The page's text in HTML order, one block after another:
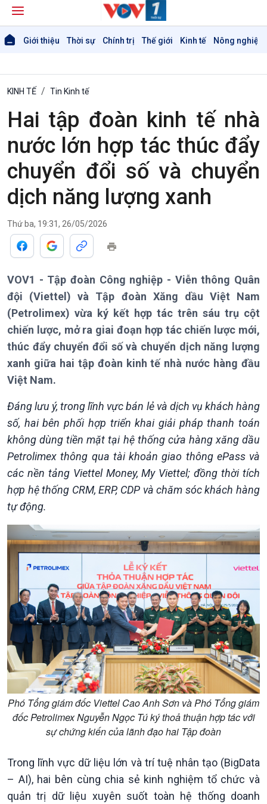
Giới thiệu Thời sự Chính trị Thế giới Kinh tế Nông nghiệp
Giới thiệu
Thời sự
Thời sự 6h
Thời sự 18h
Thời sự 21h30
Bản tin
Chuyên mục
Theo dòng Thời sự
Chính trị
Tin Chính trị
Chính phủ với người dân
Xây dựng đảng
Đảng trong cuộc sống
Nhận diện sự thật
Thế giới
Tin thế giới
Vấn đề quốc tế
Thế giới & Việt Nam
Biên cương - Một dải vững
bền
KINH TẾ Tin Kinh tế
Hai tập đoàn kinh tế nhà
nước lớn hợp tác thúc đẩy
chuyển đổi số và chuyển
dịch năng lượng xanh
Thứ ba, 19:31, 26/05/2026
VOV1 - Tập đoàn Công nghiệp - Viễn thông Quân
đội (Viettel) và Tập đoàn Xăng dầu Việt Nam
(Petrolimex) vừa ký kết hợp tác trên sáu trụ cột
chiến lược, mở ra giai đoạn hợp tác chiến lược mới,
thúc đẩy chuyển đổi số và chuyển dịch năng lượng
xanh giữa hai tập đoàn kinh tế nhà nước hàng đầu
Việt Nam.
Đáng lưu ý, trong lĩnh vực bán lẻ và dịch vụ khách hàng
số, hai bên phối hợp triển khai giải pháp thanh toán
không dùng tiền mặt tại hệ thống cửa hàng xăng dầu
Petrolimex thông qua tài khoản giao thông ePass và
các nền tảng Viettel Money, My Viettel; đồng thời tích
hợp hệ thống CRM, ERP, CDP và chăm sóc khách hàng
tự động.
Phó Tổng giám đốc Viettel Cao Anh Sơn và Phó Tổng giám
đốc Petrolimex Nguyễn Ngọc Tú ký thoả thuận hợp tác với
sự chứng kiến của lãnh đạo hai Tập đoàn
Trong lĩnh vực dữ liệu lớn và trí tuệ nhân tạo (BigData
– AI), hai bên cùng chia sẻ kinh nghiệm tổ chức và
quản trị dữ liệu xuyên suốt toàn hệ thống doanh